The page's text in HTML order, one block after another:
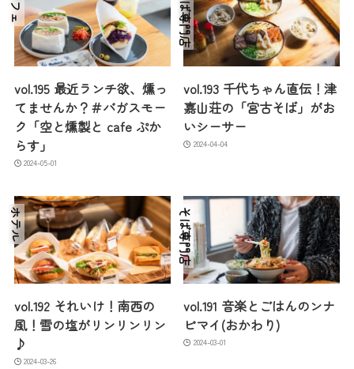
vol.195 最近ランチ欲、燻っ
てませんか？＃バガスモー
ク「空と燻製と cafe ぷか
らす」
2024-05-01
vol.193 千代ちゃん直伝！津
嘉山荘の「宮古そば」がお
いシーサー
2024-04-04
そば専門店
vol.192 それいけ！南西の
風！雪の塩がリンリンリン
♪
2024-03-26
ホテル
vol.191 音楽とごはんのンナ
ピマイ(おかわり)
2024-03-01
そば専門店